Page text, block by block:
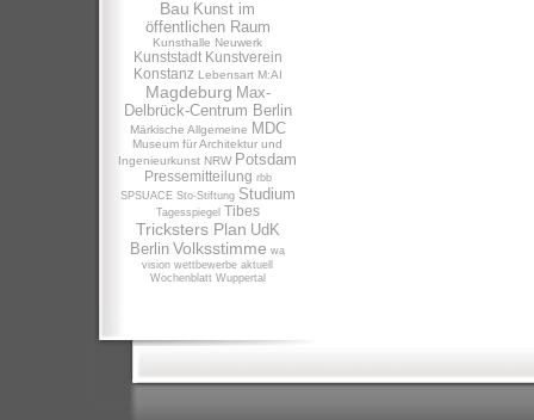
Bau Kunst im
öffentlichen Raum
Kunsthalle Neuwerk
Kunststadt Kunstverein
Konstanz Lebensart M:AI
Magdeburg Max-
Delbrück-Centrum Berlin
Märkische Allgemeine MDC
Museum für Architektur und
Ingenieurkunst NRW Potsdam
Pressemitteilung rbb
SPSUACE Sto-Stiftung Studium
Tagesspiegel Tibes
Tricksters Plan UdK
Berlin Volksstimme wa
vision wettbewerbe aktuell
Wochenblatt Wuppertal